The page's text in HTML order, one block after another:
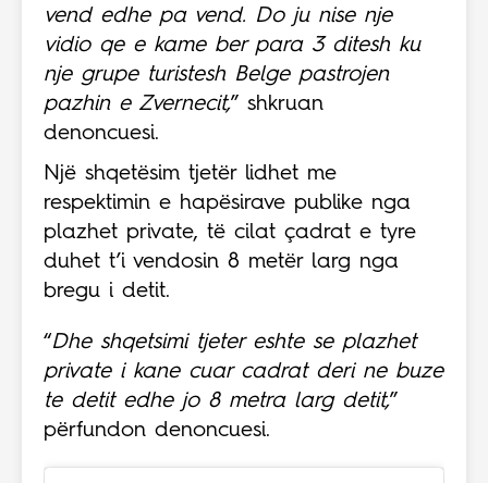
vend edhe pa vend. Do ju nise nje
vidio qe e kame ber para 3 ditesh ku
nje grupe turistesh Belge pastrojen
pazhin e Zvernecit,” shkruan
denoncuesi.
Një shqetësim tjetër lidhet me
respektimin e hapësirave publike nga
plazhet private, të cilat çadrat e tyre
duhet t’i vendosin 8 metër larg nga
bregu i detit.
“Dhe shqetsimi tjeter eshte se plazhet
private i kane cuar cadrat deri ne buze
te detit edhe jo 8 metra larg detit,”
përfundon denoncuesi.